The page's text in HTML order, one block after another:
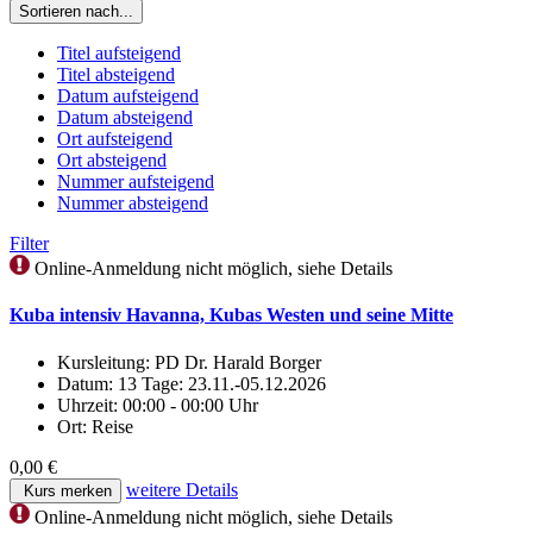
Sortieren nach...
Titel aufsteigend
Titel absteigend
Datum aufsteigend
Datum absteigend
Ort aufsteigend
Ort absteigend
Nummer aufsteigend
Nummer absteigend
Filter
Online-Anmeldung nicht möglich, siehe Details
Kuba intensiv Havanna, Kubas Westen und seine Mitte
Kursleitung: PD Dr. Harald Borger
Datum: 13 Tage: 23.11.-05.12.2026
Uhrzeit: 00:00 - 00:00 Uhr
Ort: Reise
0,00 €
Kurs merken
weitere Details
Online-Anmeldung nicht möglich, siehe Details